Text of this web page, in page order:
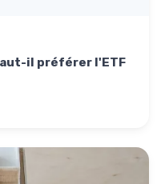
il préférer l'ETF